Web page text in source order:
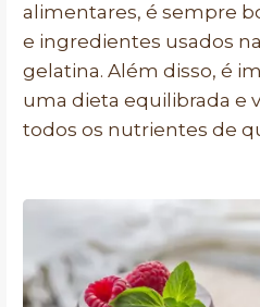
alimentares, é sempre
e ingredientes usados
gelatina. Além disso, é
uma dieta equilibrada e
todos os nutrientes de